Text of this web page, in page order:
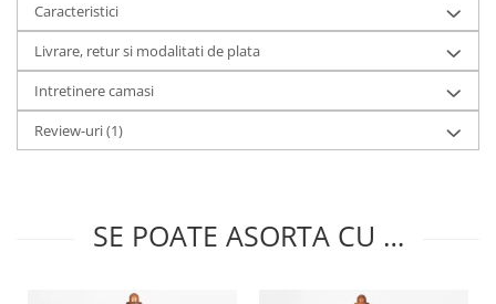
Caracteristici
Livrare, retur si modalitati de plata
Intretinere camasi
Review-uri(1)
SE POATE ASORTA CU …